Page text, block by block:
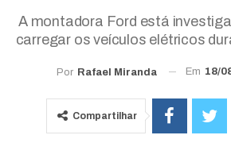
A montadora Ford está
carregar os veículos elétricos
Por Rafael Miranda Em 18/
Compartilhar